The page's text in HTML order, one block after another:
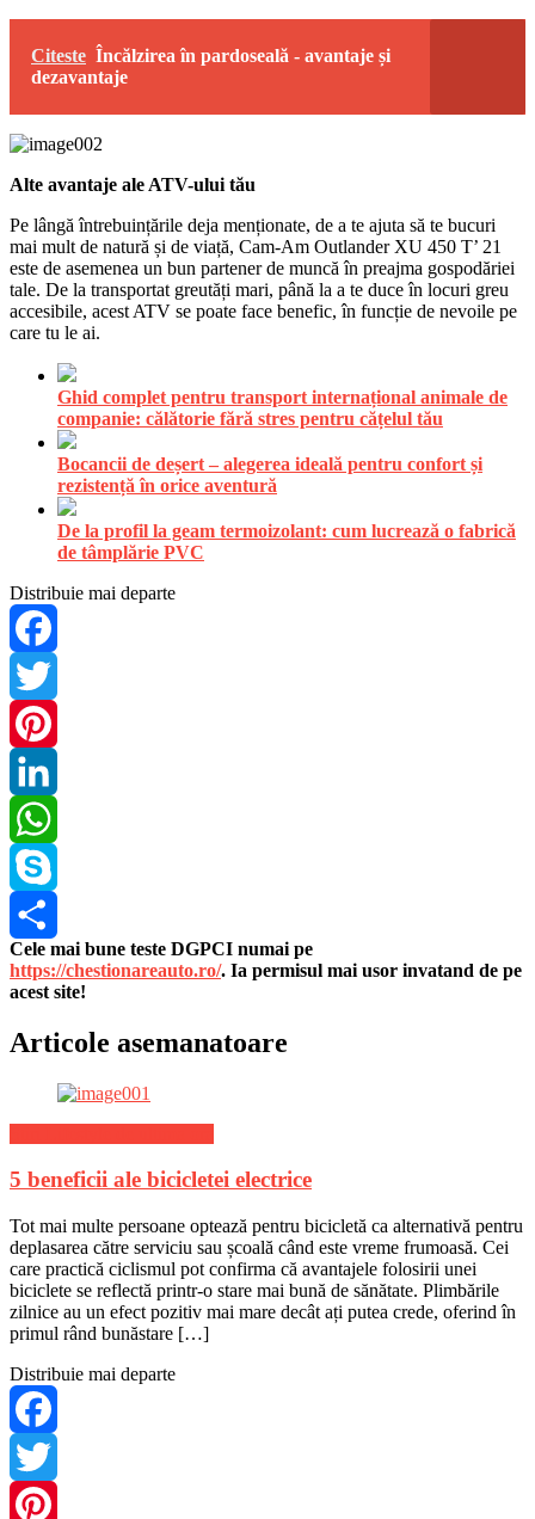
Citeste Încălzirea în pardoseală - avantaje și
dezavantaje
Alte avantaje ale ATV-ului tău
Pe lângă întrebuințările deja menționate, de a te ajuta să te bucuri
mai mult de natură și de viață, Cam-Am Outlander XU 450 T’ 21
este de asemenea un bun partener de muncă în preajma gospodăriei
tale. De la transportat greutăți mari, până la a te duce în locuri greu
accesibile, acest ATV se poate face benefic, în funcție de nevoile pe
care tu le ai.
Ghid complet pentru transport internațional animale de
companie: călătorie fără stres pentru cățelul tău
Bocancii de deșert – alegerea ideală pentru confort și
rezistență în orice aventură
De la profil la geam termoizolant: cum lucrează o fabrică
de tâmplărie PVC
Distribuie mai departe
Facebook
Twitter
Pinterest
LinkedIn
WhatsApp
Skype
Share
Cele mai bune teste DGPCI numai pe
https://chestionareauto.ro/. Ia permisul mai usor invatand de pe
acest site!
Articole asemanatoare
5 beneficii ale bicicletei electrice
Tot mai multe persoane optează pentru bicicletă ca alternativă pentru
deplasarea către serviciu sau școală când este vreme frumoasă. Cei
care practică ciclismul pot confirma că avantajele folosirii unei
biciclete se reflectă printr-o stare mai bună de sănătate. Plimbările
zilnice au un efect pozitiv mai mare decât ați putea crede, oferind în
primul rând bunăstare […]
Distribuie mai departe
Facebook
Twitter